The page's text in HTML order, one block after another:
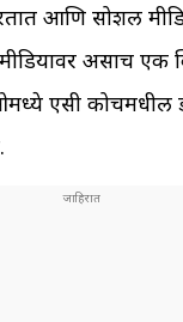
आणि सोशल
असाच एक
एसी कोचमधील